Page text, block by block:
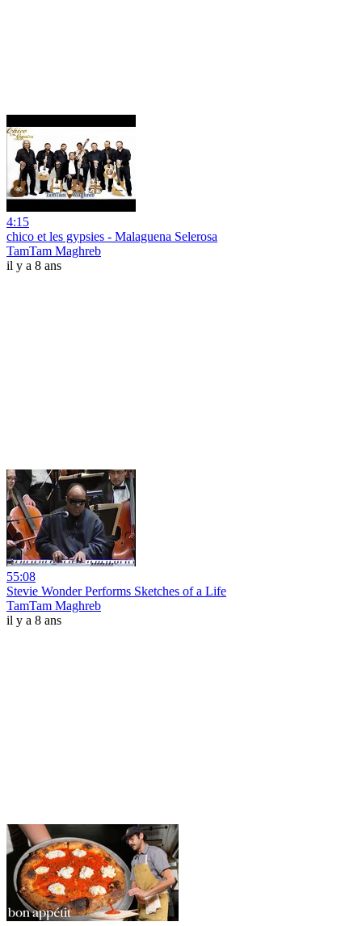
4:15
chico et les gypsies - Malaguena Selerosa
TamTam Maghreb
il y a 8 ans
55:08
Stevie Wonder Performs Sketches of a Life
TamTam Maghreb
il y a 8 ans